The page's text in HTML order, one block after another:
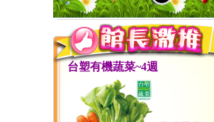
台塑有機蔬菜~4週